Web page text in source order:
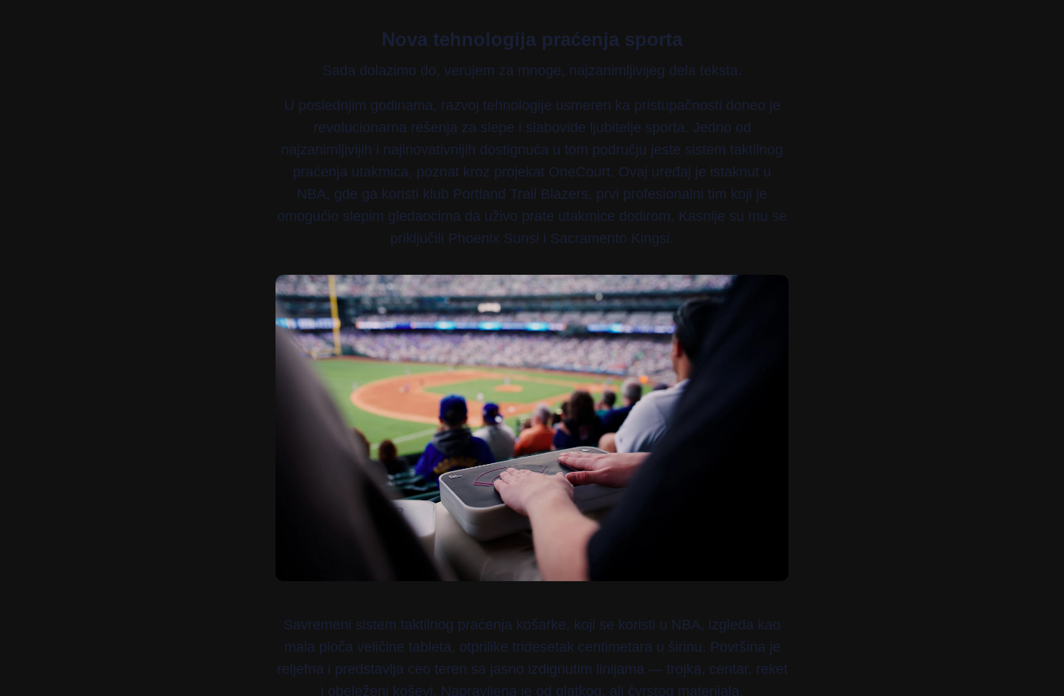
Nova tehnologija praćenja sporta
Sada dolazimo do, verujem za mnoge, najzanimljivijeg dela teksta.
U poslednjim godinama, razvoj tehnologije usmeren ka pristupačnosti doneo je
revolucionarna rešenja za slepe i slabovide ljubitelje sporta. Jedno od
najzanimljivijih i najinovativnijih dostignuća u tom području jeste sistem taktilnog
praćenja utakmica, poznat kroz projekat OneCourt. Ovaj uređaj je istaknut u
NBA, gde ga koristi klub Portland Trail Blazers, prvi profesionalni tim koji je
omogućio slepim gledaocima da uživo prate utakmice dodirom. Kasnije su mu se
priključili Phoenix Sunsi i Sacramento Kingsi.
Savremeni sistem taktilnog praćenja košarke, koji se koristi u NBA, izgleda kao
mala ploča veličine tableta, otprilike tridesetak centimetara u širinu. Površina je
reljefna i predstavlja ceo teren sa jasno izdignutim linijama — trojka, centar, reket
i obeleženi koševi. Napravljena je od glatkog, ali čvrstog materijala.